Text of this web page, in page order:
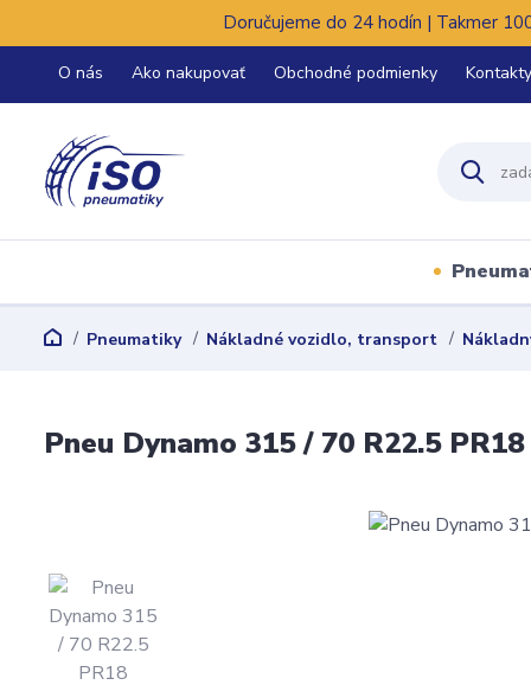
Doručujeme do 24 hodín | Takmer
O nás Ako nakupovať Obchodné podmienky Kontakty
Pneumatiky Nákladné vozidlo, transport
Pneu Dynamo 315 / 70 R22.5 PR18